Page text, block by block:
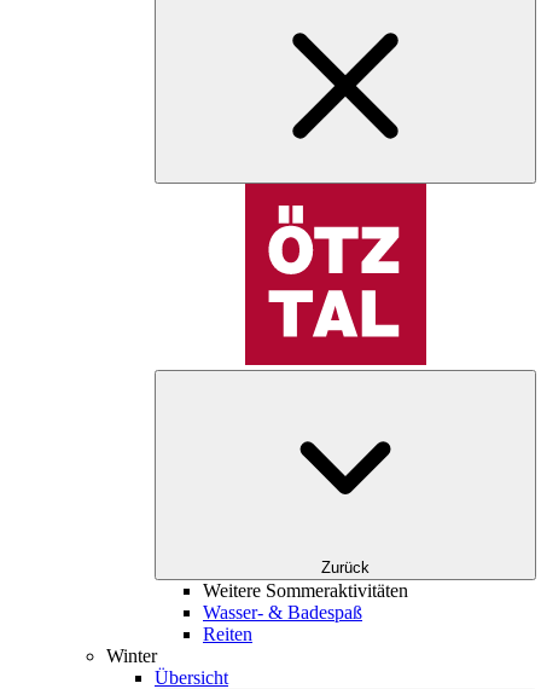
Zurück
Weitere Sommeraktivitäten
Wasser- & Badespaß
Reiten
Winter
Übersicht